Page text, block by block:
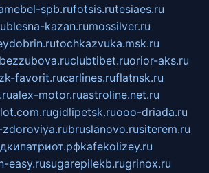
spb.rufotsis.rutesiaes.ru
blesna-kazan.rumossilver.ru
tochkazvuka.msk.ru
bezzubova.ruclubtibet.ruorior-aks.ru
favorit.rucarlines.ruflatnsk.ru
alex-motor.ruastroline.net.ru
gidlipetsk.ruooo-driada.ru
zdoroviya.rubruslanovo.rusiterem.ru
kafekolizey.ru
easy.rusugarepilekb.rugrinox.ru